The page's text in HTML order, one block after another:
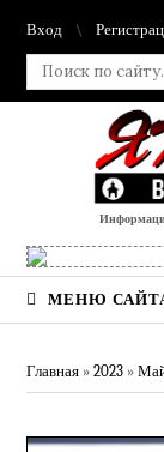
Вход
МЕНЮ
Главная »2023 »